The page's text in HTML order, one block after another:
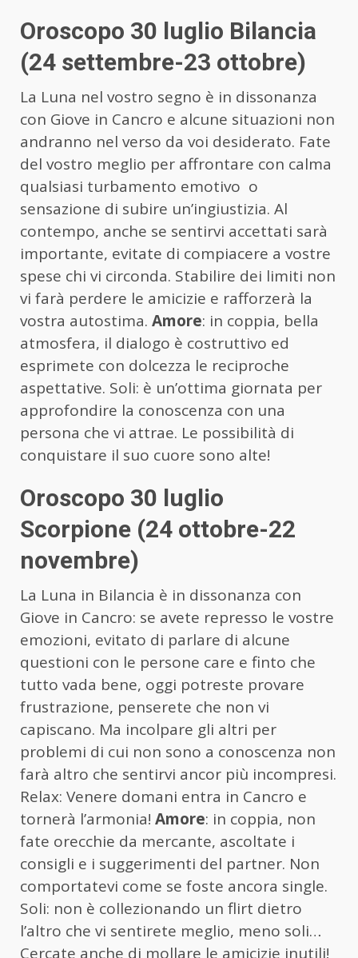
Oroscopo 30 luglio Bilancia
(24 settembre-23 ottobre)
La Luna nel vostro segno è in dissonanza
con Giove in Cancro e alcune situazioni non
andranno nel verso da voi desiderato. Fate
del vostro meglio per affrontare con calma
qualsiasi turbamento emotivo o
sensazione di subire un’ingiustizia. Al
contempo, anche se sentirvi accettati sarà
importante, evitate di compiacere a vostre
spese chi vi circonda. Stabilire dei limiti non
vi farà perdere le amicizie e rafforzerà la
vostra autostima. Amore: in coppia, bella
atmosfera, il dialogo è costruttivo ed
esprimete con dolcezza le reciproche
aspettative. Soli: è un’ottima giornata per
approfondire la conoscenza con una
persona che vi attrae. Le possibilità di
conquistare il suo cuore sono alte!
Oroscopo 30 luglio
Scorpione (24 ottobre-22
novembre)
La Luna in Bilancia è in dissonanza con
Giove in Cancro: se avete represso le vostre
emozioni, evitato di parlare di alcune
questioni con le persone care e finto che
tutto vada bene, oggi potreste provare
frustrazione, penserete che non vi
capiscano. Ma incolpare gli altri per
problemi di cui non sono a conoscenza non
farà altro che sentirvi ancor più incompresi.
Relax: Venere domani entra in Cancro e
tornerà l’armonia! Amore: in coppia, non
fate orecchie da mercante, ascoltate i
consigli e i suggerimenti del partner. Non
comportatevi come se foste ancora single.
Soli: non è collezionando un flirt dietro
l’altro che vi sentirete meglio, meno soli…
Cercate anche di mollare le amicizie inutili!